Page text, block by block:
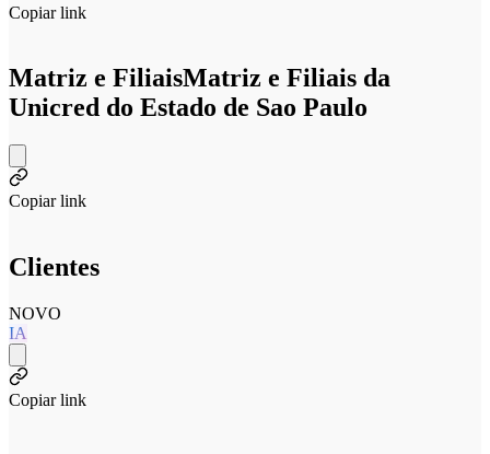
Copiar link
Matriz e FiliaisMatriz e Filiais da
Unicred do Estado de Sao Paulo
Copiar link
Clientes
NOVO
IA
Copiar link